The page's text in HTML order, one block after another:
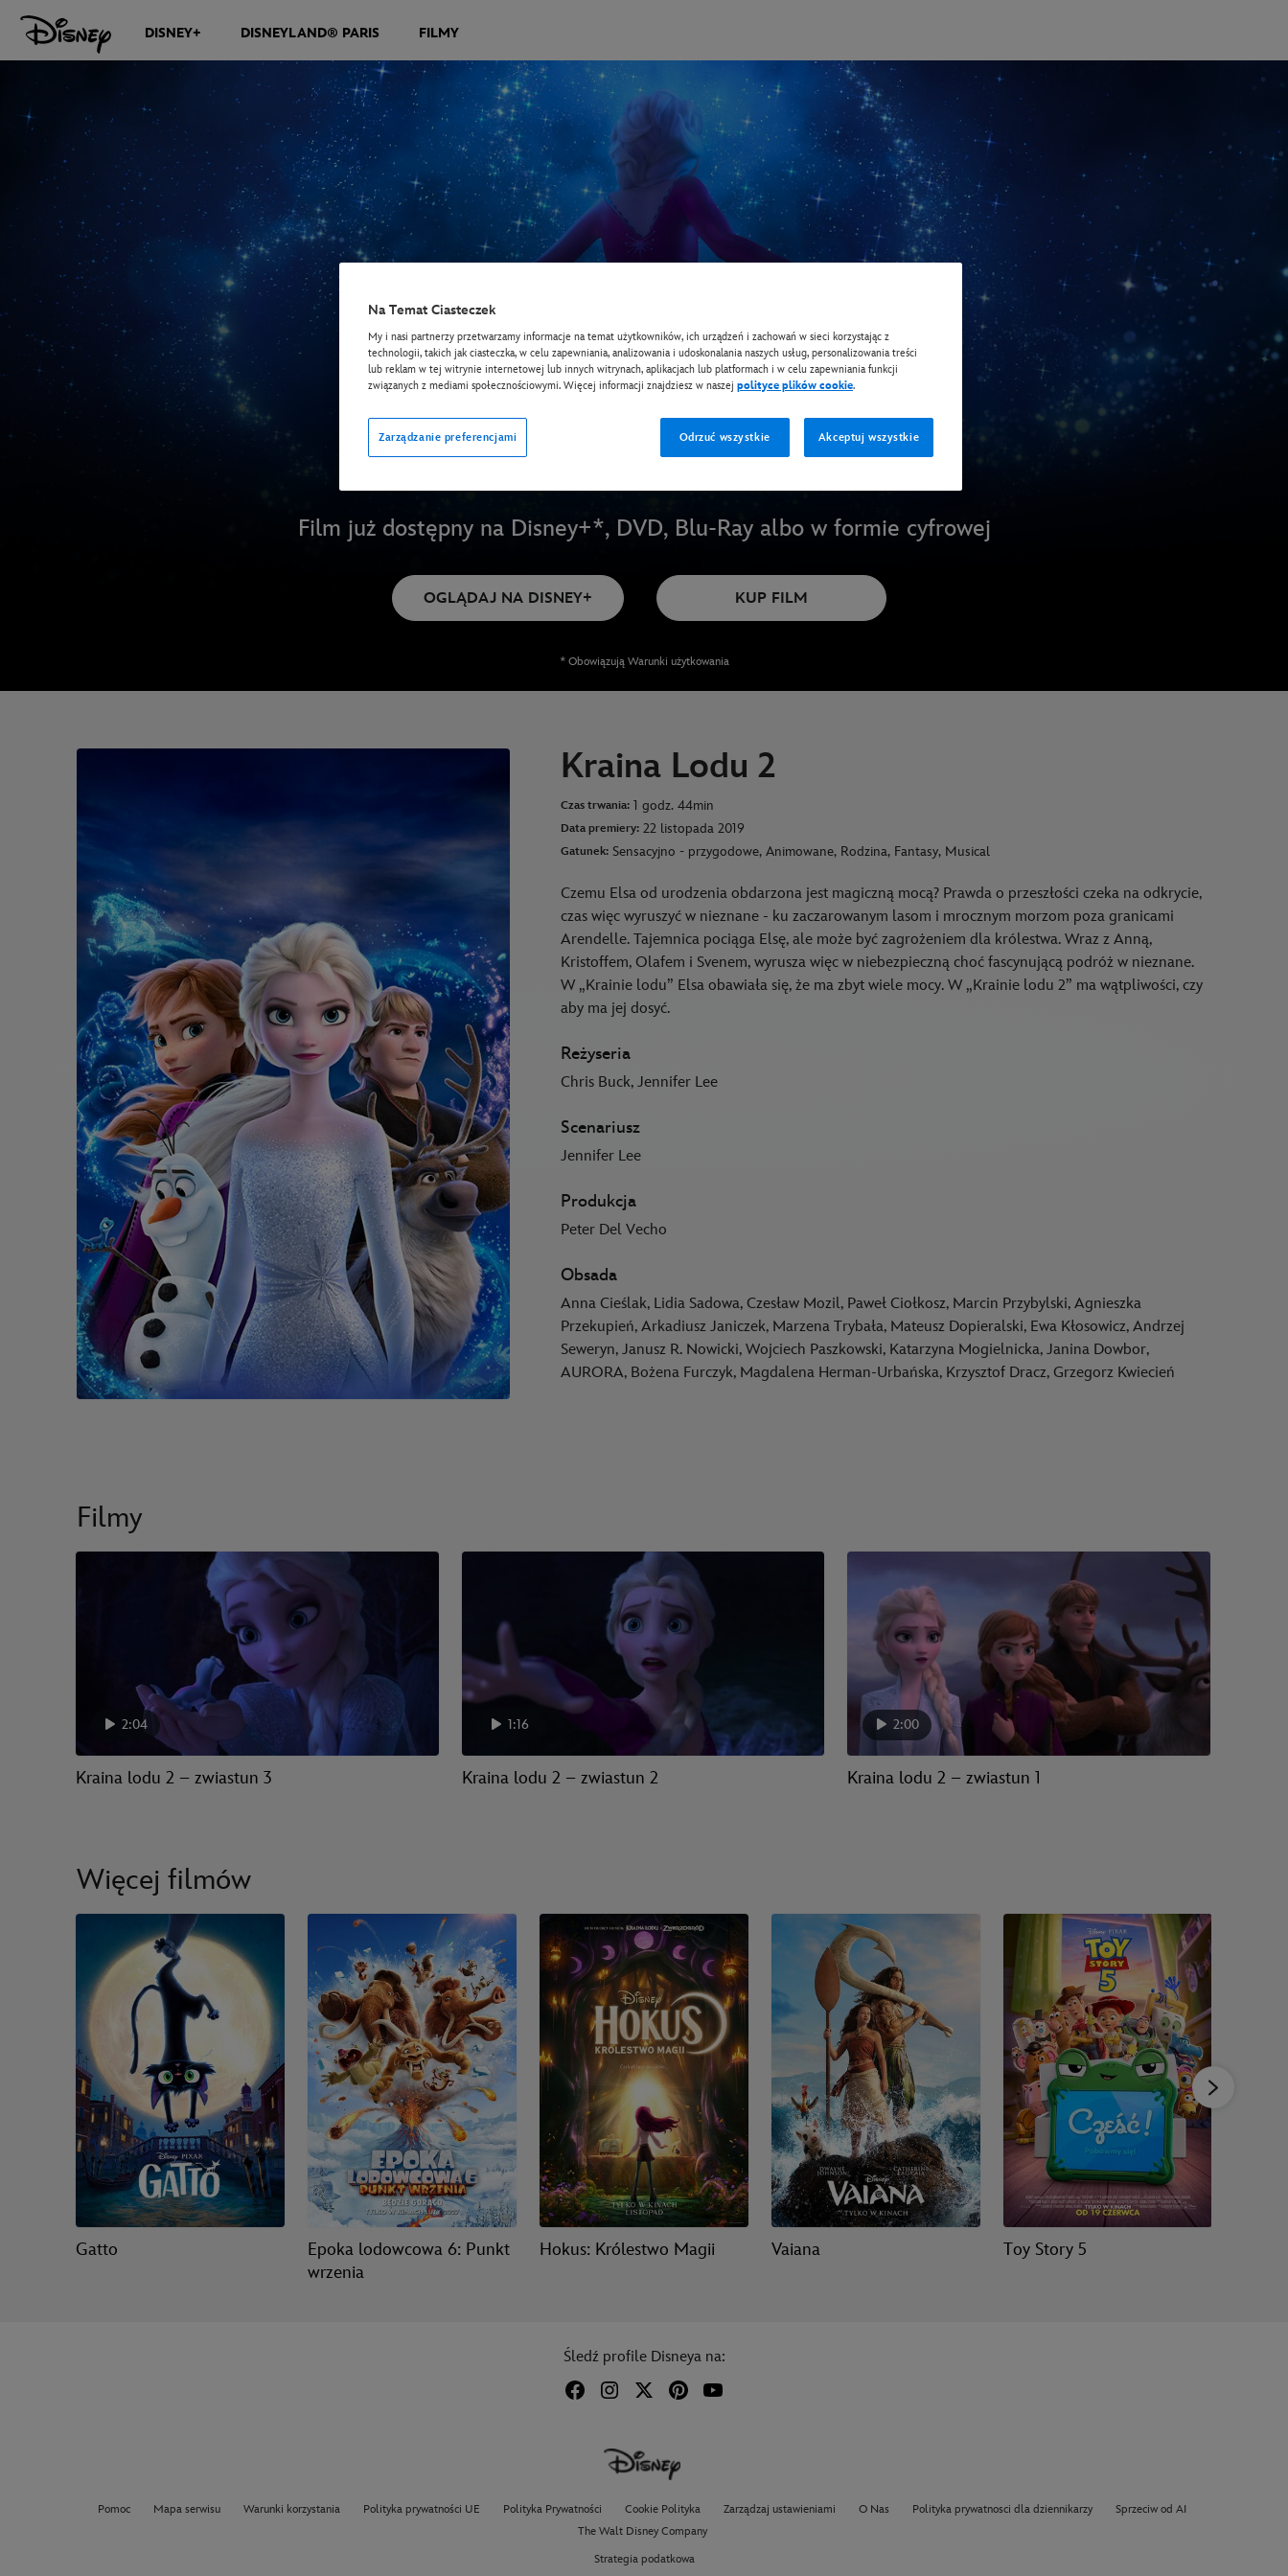
DISNEY+ DISNEYLAND® PARIS FILMY
Film już dostępny na Disney+*, DVD, Blu-Ray albo w formie cyfrowej
OGLĄDAJ NA DISNEY+ KUP FILM
* Obowiązują Warunki użytkowania
Kraina Lodu 2
Czas trwania: 1 godz. 44min
Data premiery: 22 listopada 2019
Gatunek: Sensacyjno - przygodowe, Animowane, Rodzina, Fantasy, Musical
Czemu Elsa od urodzenia obdarzona jest magiczną mocą? Prawda o przeszłości czeka na odkrycie,
czas więc wyruszyć w nieznane - ku zaczarowanym lasom i mrocznym morzom poza granicami
Arendelle. Tajemnica pociąga Elsę, ale może być zagrożeniem dla królestwa. Wraz z Anną,
Kristoffem, Olafem i Svenem, wyrusza więc w niebezpieczną choć fascynującą podróż w nieznane.
W „Krainie lodu” Elsa obawiała się, że ma zbyt wiele mocy. W „Krainie lodu 2” ma wątpliwości, czy
aby ma jej dosyć.
Reżyseria
Chris Buck, Jennifer Lee
Scenariusz
Jennifer Lee
Produkcja
Peter Del Vecho
Obsada
Anna Cieślak, Lidia Sadowa, Czesław Mozil, Paweł Ciołkosz, Marcin Przybylski, Agnieszka
Przekupień, Arkadiusz Janiczek, Marzena Trybała, Mateusz Dopieralski, Ewa Kłosowicz, Andrzej
Seweryn, Janusz R. Nowicki, Wojciech Paszkowski, Katarzyna Mogielnicka, Janina Dowbor,
AURORA, Bożena Furczyk, Magdalena Herman-Urbańska, Krzysztof Dracz, Grzegorz Kwiecień
Filmy
2:04
Kraina lodu 2 – zwiastun 3
1:16
Kraina lodu 2 – zwiastun 2
2:00
Kraina lodu 2 – zwiastun 1
Więcej filmów
Gatto
Epoka lodowcowa 6: Punkt
wrzenia
Hokus: Królestwo Magii Vaiana Toy Story 5
Śledź profile Disneya na:
Pomoc Mapa serwisu Warunki korzystania Polityka prywatności UE Polityka Prywatności Cookie Polityka Zarządzaj ustawieniami O Nas Polityka prywatnosci dla dziennikarzy
Sprzeciw od AI
The Walt Disney Company
Strategia podatkowa
Na Temat Ciasteczek
My i nasi partnerzy przetwarzamy informacje na temat użytkowników, ich urządzeń i zachowań w sieci korzystając z
technologii, takich jak ciasteczka, w celu zapewniania, analizowania i udoskonalania naszych usług, personalizowania treści
lub reklam w tej witrynie internetowej lub innych witrynach, aplikacjach lub platformach i w celu zapewniania funkcji
związanych z mediami społecznościowymi. Więcej informacji znajdziesz w naszej polityce plików cookie.
Zarządzanie preferencjami Odrzuć wszystkie Akceptuj wszystkie